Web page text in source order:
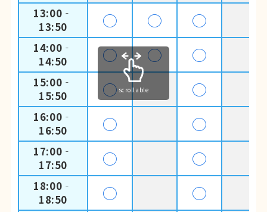
13:00‐
13:50
◯ ◯ ◯
14:00‐
14:50
◯ ◯ ◯
15:00‐
15:50
◯ ◯
16:00‐
16:50
◯ ◯
17:00‐
17:50
◯ ◯
18:00‐
18:50
◯ ◯
scrollable